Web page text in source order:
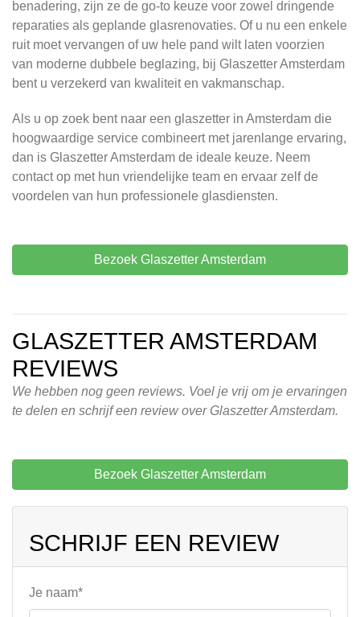
benadering, zijn ze de go-to keuze voor zowel dringende
reparaties als geplande glasrenovaties. Of u nu een enkele
ruit moet vervangen of uw hele pand wilt laten voorzien
van moderne dubbele beglazing, bij Glaszetter Amsterdam
bent u verzekerd van kwaliteit en vakmanschap.
Als u op zoek bent naar een glaszetter in Amsterdam die
hoogwaardige service combineert met jarenlange ervaring,
dan is Glaszetter Amsterdam de ideale keuze. Neem
contact op met hun vriendelijke team en ervaar zelf de
voordelen van hun professionele glasdiensten.
Bezoek Glaszetter Amsterdam
GLASZETTER AMSTERDAM
REVIEWS
We hebben nog geen reviews. Voel je vrij om je ervaringen
te delen en schrijf een review over Glaszetter Amsterdam.
Bezoek Glaszetter Amsterdam
SCHRIJF EEN REVIEW
Je naam*